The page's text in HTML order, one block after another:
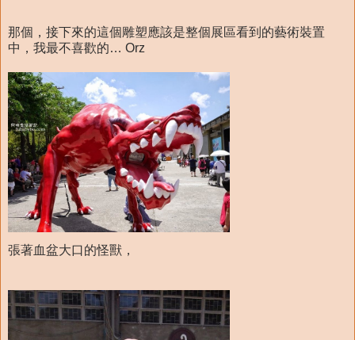
那個，接下來的這個雕塑應該是整個展區看到的藝術裝置
中，我最不喜歡的… Orz
張著血盆大口的怪獸，